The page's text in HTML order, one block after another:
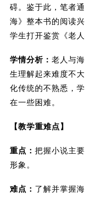
碍。鉴于此，笔者
海》整本书的阅读
学生打开鉴赏《老
学情分析： 老人与
生理解起来难度不
化传统的不熟悉，
在一些困难。
【教学重难点】
重点： 把握小说主
形象。
难点： 了解并掌握